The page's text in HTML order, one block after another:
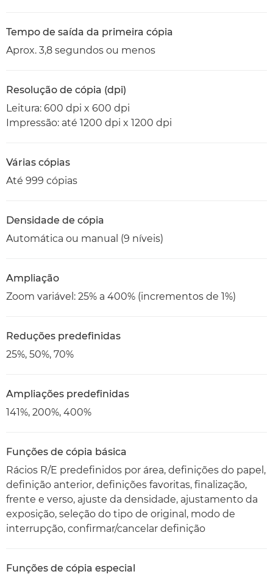
Tempo de saída da primeira cópia
Aprox. 3,8 segundos ou menos
Resolução de cópia (dpi)
Leitura: 600 dpi x 600 dpi
Impressão: até 1200 dpi x 1200 dpi
Várias cópias
Até 999 cópias
Densidade de cópia
Automática ou manual (9 níveis)
Ampliação
Zoom variável: 25% a 400% (incrementos de 1%)
Reduções predefinidas
25%, 50%, 70%
Ampliações predefinidas
141%, 200%, 400%
Funções de cópia básica
Rácios R/E predefinidos por área, definições do papel,
definição anterior, definições favoritas, finalização,
frente e verso, ajuste da densidade, ajustamento da
exposição, seleção do tipo de original, modo de
interrupção, confirmar/cancelar definição
Funções de cópia especial